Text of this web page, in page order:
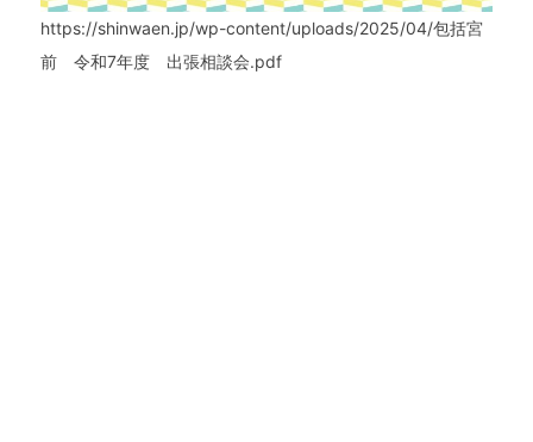
https://shinwaen.jp/wp-content/uploads/2025/04/包括宮
前 令和7年度 出張相談会.pdf